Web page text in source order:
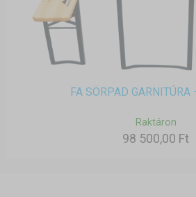
FA SÖRPAD
Raktáron
98 500,00 Ft